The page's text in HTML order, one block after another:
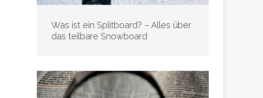
Was ist ein Splitboard? – Alles über
das teilbare Snowboard